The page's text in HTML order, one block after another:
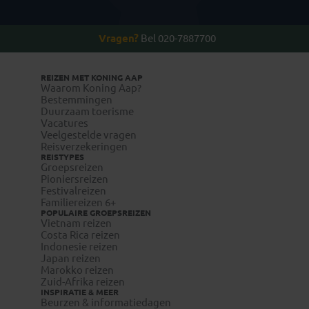
Vragen? Bel 020-7887700
REIZEN MET KONING AAP
Waarom Koning Aap?
Bestemmingen
Duurzaam toerisme
Vacatures
Veelgestelde vragen
Reisverzekeringen
REISTYPES
Groepsreizen
Pioniersreizen
Festivalreizen
Familiereizen 6+
POPULAIRE GROEPSREIZEN
Vietnam reizen
Costa Rica reizen
Indonesie reizen
Japan reizen
Marokko reizen
Zuid-Afrika reizen
INSPIRATIE & MEER
Beurzen & informatiedagen